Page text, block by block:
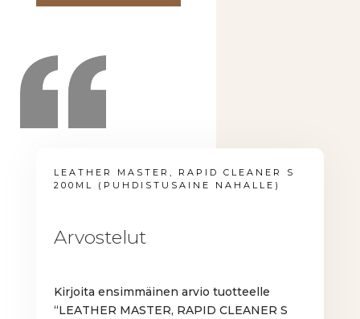
LEATHER MASTER, RAPID CLEANER S
200ML (PUHDISTUSAINE NAHALLE)
Arvostelut
Kirjoita ensimmäinen arvio tuotteelle
“LEATHER MASTER, RAPID CLEANER S